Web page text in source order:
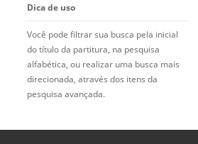
Dica de uso
Você pode filtrar sua busca pela inicial
do título da partitura, na pesquisa
alfabética, ou realizar uma busca mais
direcionada, através dos itens da
pesquisa avançada.